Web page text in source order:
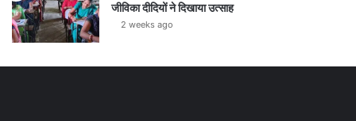
जीविका दीदियों ने दिखाया उत्साह
2 weeks ago